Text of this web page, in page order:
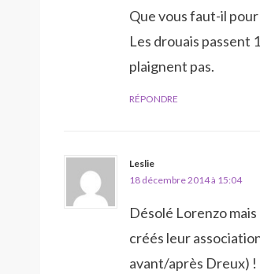
Que vous faut-il
Les drouais passent
plaignent pas.
RÉPONDRE
Leslie
18 décembre 2014 à 15:04
Désolé Lorenzo
créés leur
avant/après Dreux)